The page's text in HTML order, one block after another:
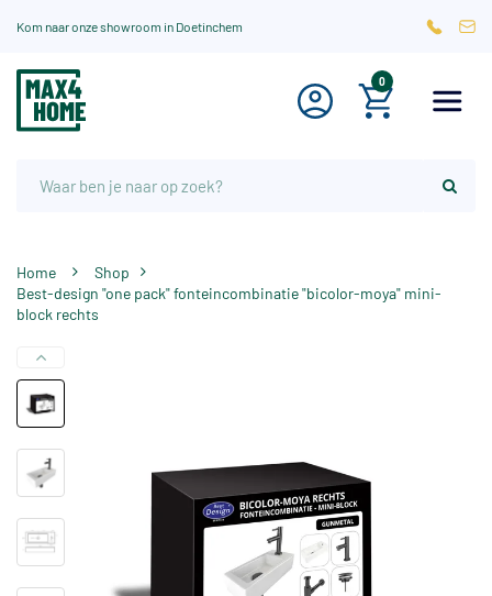
Kom naar onze showroom in Doetinchem
0
Home
Shop
Best-design "one pack" fonteincombinatie "bicolor-moya" mini-
block rechts